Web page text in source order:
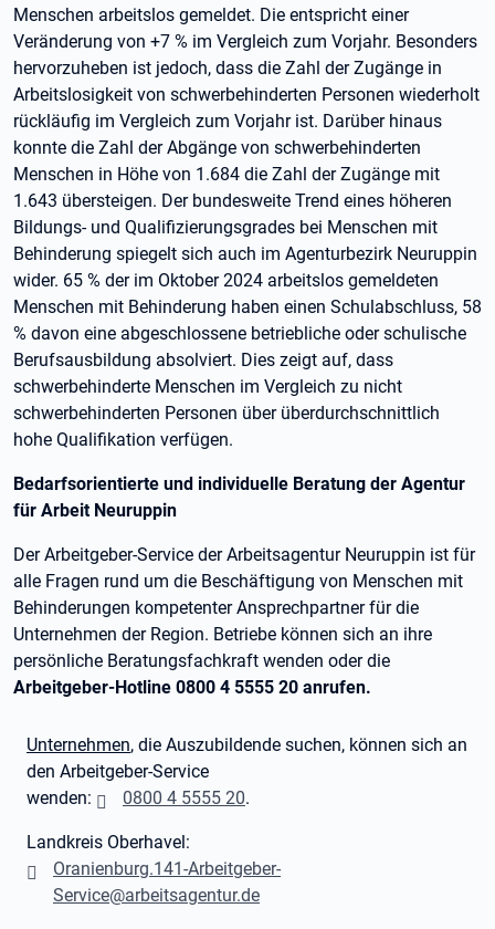
Menschen arbeitslos gemeldet. Die entspricht einer
Veränderung von +7 % im Vergleich zum Vorjahr. Besonders
hervorzuheben ist jedoch, dass die Zahl der Zugänge in
Arbeitslosigkeit von schwerbehinderten Personen wiederholt
rückläufig im Vergleich zum Vorjahr ist. Darüber hinaus
konnte die Zahl der Abgänge von schwerbehinderten
Menschen in Höhe von 1.684 die Zahl der Zugänge mit
1.643 übersteigen. Der bundesweite Trend eines höheren
Bildungs- und Qualifizierungsgrades bei Menschen mit
Behinderung spiegelt sich auch im Agenturbezirk Neuruppin
wider. 65 % der im Oktober 2024 arbeitslos gemeldeten
Menschen mit Behinderung haben einen Schulabschluss, 58
% davon eine abgeschlossene betriebliche oder schulische
Berufsausbildung absolviert. Dies zeigt auf, dass
schwerbehinderte Menschen im Vergleich zu nicht
schwerbehinderten Personen über überdurchschnittlich
hohe Qualifikation verfügen.
Bedarfsorientierte und individuelle Beratung der Agentur
für Arbeit Neuruppin
Der Arbeitgeber-Service der Arbeitsagentur Neuruppin ist für
alle Fragen rund um die Beschäftigung von Menschen mit
Behinderungen kompetenter Ansprechpartner für die
Unternehmen der Region. Betriebe können sich an ihre
persönliche Beratungsfachkraft wenden oder die
Arbeitgeber-Hotline 0800 4 5555 20 anrufen.
Unternehmen, die Auszubildende suchen, können sich an
den Arbeitgeber-Service
wenden:
0800 4 5555 20.
Landkreis Oberhavel:
Oranienburg.141-Arbeitgeber-
Service@arbeitsagentur.de